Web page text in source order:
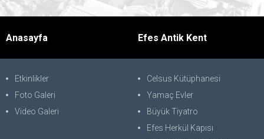
Anasayfa
Etkinlikler
Foto Galeri
Video Galeri
Efes Antik Kent
Celsus Kütüphanesi
Yamaç Evler
Büyük Tiyatro
Efes Herkül Kapısı